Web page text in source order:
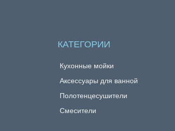
КАТЕГОРИИ
Кухонные мойки
Аксессуары для ванной
Полотенцесушители
Смесители